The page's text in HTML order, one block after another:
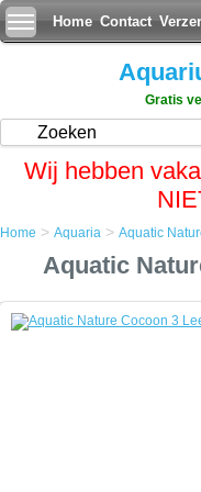
Home Contact
Gratis
Wij hebben
Aquaria
Home > Aquaria > Aquatic
Aquatic